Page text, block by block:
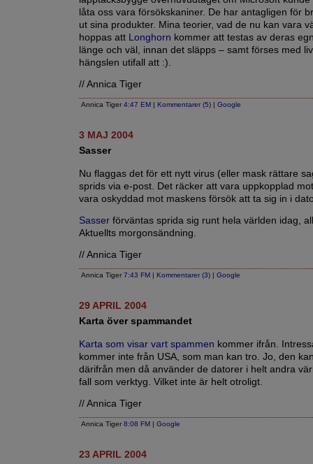
låta oss vara försökskaniner. De har antagligen för
ut sina produkter. Mina teorier, vad de nu kan vara
hoppas att Longhorn kommer att testas av deras
länge och väl, innan det släpps – samt förses med
hängslen utifall att :).
// Annica Tiger
Annica Tiger 4:47 EM | Kommentarer (5) | Google
3 MAJ 2004
Sasser
Nu flaggas det för ett nytt virus (eller mask rättare
sprids via e-post. Det räcker att vara uppkopplad
vara oskyddad mot maskens försök att ta sig in i
Sasser förväntas sprida sig runt hela världen idag,
Aktuellts morgonsändning.
// Annica Tiger
Annica Tiger 7:43 FM | Kommentarer (3) | Google
29 APRIL 2004
Karta över spammandet
Karta som visar vart spammen kommer ifrån.
kommer inte från USA, som man kan tro. Jo, den
därifrån men då använder de datorer i helt andra
fall som verktyg. Vilket inte är helt otroligt.
// Annica Tiger
Annica Tiger 8:08 FM | Google
23 APRIL 2004